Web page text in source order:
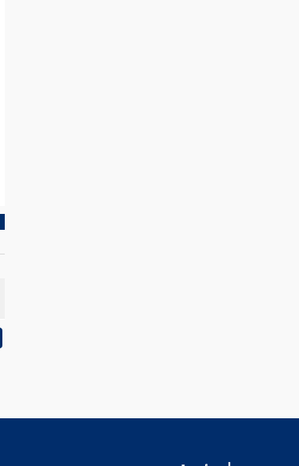
الخلاف في إجماع أهل عصر على